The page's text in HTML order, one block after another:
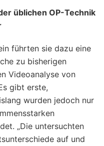
üblichen OP-Technik
führten sie dazu eine
zu bisherigen
Videoanalyse von
gibt erste,
wurden jedoch nur
„Die untersuchten
auf und